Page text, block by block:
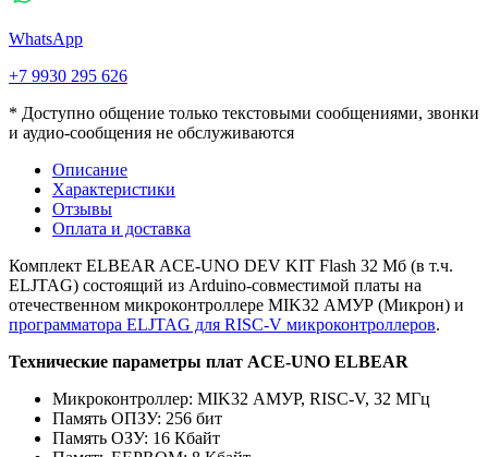
WhatsApp
+7 9930 295 626
* Доступно общение только текстовыми сообщениями, звонки
и аудио-сообщения не обслуживаются
Описание
Характеристики
Отзывы
Оплата и доставка
Комплект ELBEAR ACE-UNO DEV KIT Flash 32 Мб (в т.ч.
ELJTAG) состоящий из Arduino-совместимой платы на
отечественном микроконтроллере MIK32 АМУР (Микрон) и
программатора ELJTAG для RISC-V микроконтроллеров.
Технические параметры плат ACE-UNO ELBEAR
Микроконтроллер: MIK32 АМУР, RISC-V, 32 МГц
Память ОПЗУ: 256 бит
Память ОЗУ: 16 Кбайт